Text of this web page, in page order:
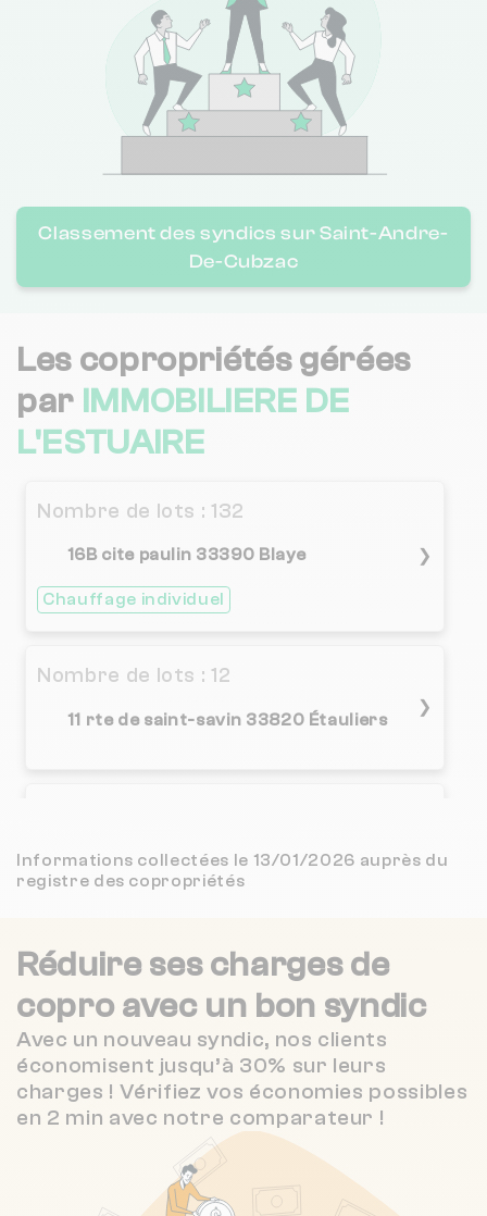
Classement des syndics sur Saint-Andre-
De-Cubzac
Les copropriétés gérées
par IMMOBILIERE DE
L'ESTUAIRE
Nombre de lots : 132
16B cite paulin 33390 Blaye
Chauffage individuel
❯
Nombre de lots : 12
11 rte de saint-savin 33820 Étauliers
❯
17 r paul berthelot 33300 Bordeaux
Nombre de lots : 5
6 imp mauriac 33000 Bordeaux
Chauffage individuel
❯
Nombre de lots : 5
124 crs de verdun 33000 Bordeaux
Informations collectées le 13/01/2026 auprès du
registre des copropriétés
Réduire ses charges de
coproavec un bon syndic
Avec un nouveau syndic, nos clients
économisent jusqu’à 30% sur leurs
charges ! Vérifiez vos économies possibles
en 2 min avec notre comparateur !